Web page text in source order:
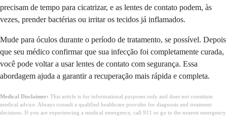
precisam de tempo para cicatrizar, e as lentes de contato podem, às
vezes, prender bactérias ou irritar os tecidos já inflamados.
Mude para óculos durante o período de tratamento, se possível. Depois
que seu médico confirmar que sua infecção foi completamente curada,
você pode voltar a usar lentes de contato com segurança. Essa
abordagem ajuda a garantir a recuperação mais rápida e completa.
Medical Disclaimer: This article is for informational purposes only and does not constitute
medical advice. Always consult a qualified healthcare provider for diagnosis and treatment
decisions. If you are experiencing a medical emergency, call 911 or go to the nearest emergency